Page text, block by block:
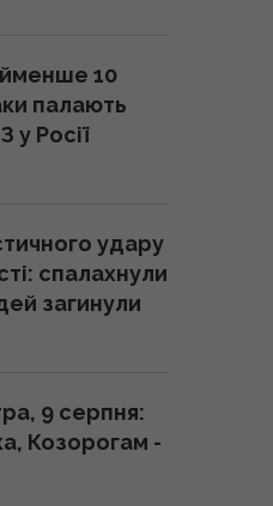
емоції10
палають
у Росії
удару
спалахнули
загинули
9 серпня:
Козорогам -